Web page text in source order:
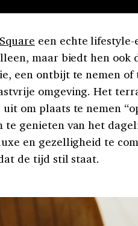
een echte
maar biedt hen ook
een ontbijt te nemen
omgeving. Het
om plaats te nemen
genieten van het
en gezelligheid te
de tijd stil staat.